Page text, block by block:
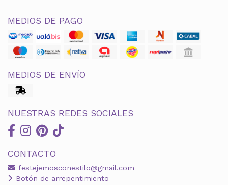
MEDIOS DE PAGO
MEDIOS DE ENVÍO
NUESTRAS REDES SOCIALES
CONTACTO
festejemosconestilo@gmail.com
Botón de arrepentimiento